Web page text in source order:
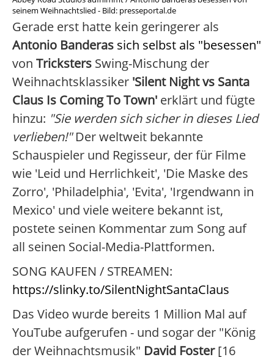
seinem Weihnachtslied - Bild: presseportal.de
Gerade erst hatte kein geringerer als
Antonio Banderas sich selbst als "besessen"
von Tricksters Swing-Mischung der
Weihnachtsklassiker 'Silent Night vs Santa
Claus Is Coming To Town' erklärt und fügte
hinzu: "Sie werden sich sicher in dieses Lied
verlieben!"Der weltweit bekannte
Schauspieler und Regisseur, der für Filme
wie 'Leid und Herrlichkeit', 'Die Maske des
Zorro', 'Philadelphia', 'Evita', 'Irgendwann in
Mexico' und viele weitere bekannt ist,
postete seinen Kommentar zum Song auf
all seinen Social-Media-Plattformen.
SONG KAUFEN / STREAMEN:
https://slinky.to/SilentNightSantaClaus
Das Video wurde bereits 1 Million Mal auf
YouTube aufgerufen - und sogar der "König
der Weihnachtsmusik" David Foster[16